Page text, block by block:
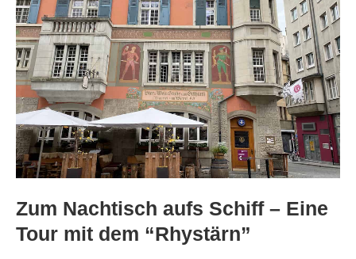
Zum Nachtisch aufs Schiff – Eine
Tour mit dem “Rhystärn”